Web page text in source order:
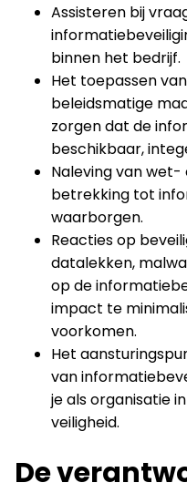
Assisteren bij
binnen het bedrijf.
Het toepassen
beleidsmatige
zorgen dat de
beschikbaar,
Naleving van
betrekking tot
waarborgen.
Reacties op
datalekken,
op de
impact te
voorkomen.
Het
van
je als organisatie
veiligheid.
De